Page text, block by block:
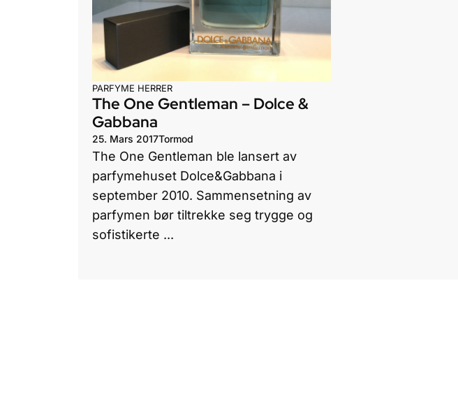
PARFYME HERRER
The One Gentleman – Dolce &
Gabbana
25. Mars 2017Tormod
The One Gentleman ble lansert av
parfymehuset Dolce&Gabbana i
september 2010. Sammensetning av
parfymen bør tiltrekke seg trygge og
sofistikerte ...